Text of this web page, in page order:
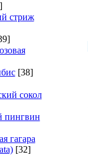
стриж
[38]
сокол
пингвин
гагара
[32]